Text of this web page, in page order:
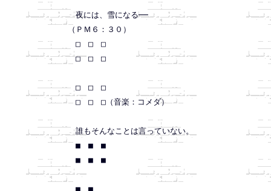
夜には、雪になる──
（ＰＭ６：３０）
□　□　□
□　□　□
□　□　□
□　□　□（音楽：コメダ）
誰もそんなことは言っていない。
■　■　■
■　■　■
■　■